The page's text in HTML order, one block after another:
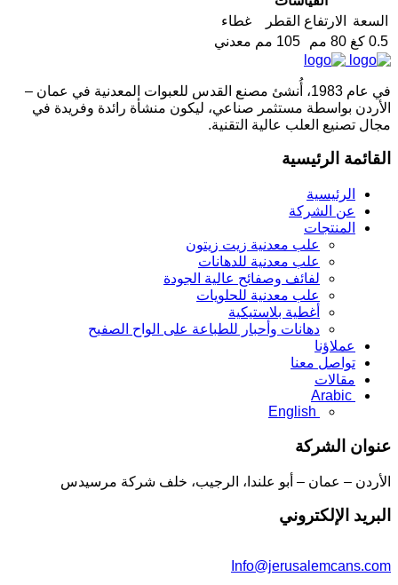
السعة
الارتفاع القطر
غطاء
0.5 كغ
80 مم 105 مم معدني
في عام 1983، أُنشئ مصنع القدس للعبوات المعدنية في عمان –
الأردن بواسطة مستثمر صناعي، ليكون منشأة رائدة وفريدة في
مجال تصنيع العلب عالية التقنية.
القائمة الرئيسية
الرئيسية
عن الشركة
المنتجات
علب معدنية زيت زيتون
علب معدنية للدهانات
لفائف وصفائح عالية الجودة
علب معدنية للحلويات
أغطية بلاستيكية
دهانات وأحبار للطباعة على الواح الصفيح
عملاؤنا
تواصل معنا
مقالات
Arabic
English
عنوان الشركة
الأردن – عمان – أبو علندا، الرجيب، خلف شركة مرسيدس
البريد الإلكتروني
Info@jerusalemcans.com